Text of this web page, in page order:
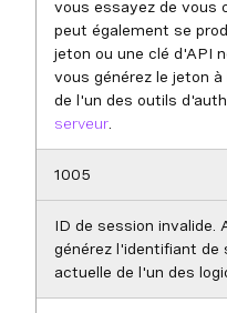
vous essayez de vous
peut également se
jeton ou une clé d'API
vous générez le jeton
de l'un des outils
serveur
1005
ID de session invalide.
générez l'identifiant de
actuelle de l'un des